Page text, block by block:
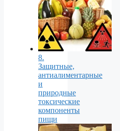
8.
Защитные,
антиалиментарные
и
природные
токсические
компоненты
пищи